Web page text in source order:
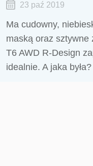
23 paź 2019
Ma cudowny,
maską oraz sztywne
T6 AWD R-Design
idealnie. A jaka